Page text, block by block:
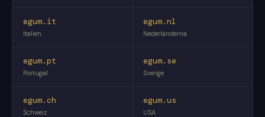
egum.it
Italien
egum.nl
Nederländerna
egum.pt
Portugal
egum.se
Sverige
egum.ch
Schweiz
egum.us
USA